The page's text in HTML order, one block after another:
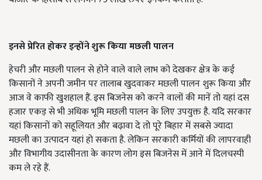
इनसे प्रेरित होकर इन्होंने शुरू किया मछली पालन
हेचरी और मछली पालन से होने वाले वाले लाभ को देखकर क्षेत्र के कई
किसानों ने अपनी जमीन पर तालाब खुदवाकर मछली पालन शुरू किया और
आज वे काफी खुशहाल हैं. इस बिजनेस को करने वालों की मानें तो यहां दस
हजार एकड़ से भी अधिक भूमि मछली पालन के लिए उपयुक्त है. यदि सरकार
यहां किसानों को सहूलियत और बढ़ावा दे तो पूरे बिहार में सबसे ज्यादा
मछली का उत्पादन यहां हो सकता है. लेकिन सरकारी कर्मियों की लापरवाही
और विभागीय उदासीनता के कारण लोग इस बिजनेस में आने में दिलचस्पी
कम ले रहे हैं.